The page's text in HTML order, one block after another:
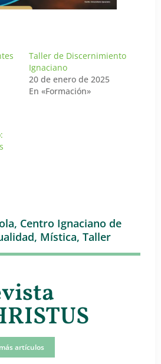
Taller de Discernimiento
Ignaciano
20 de enero de 2025
En «Formación»
, Centro Ignaciano de
, Mística, Taller
artículos